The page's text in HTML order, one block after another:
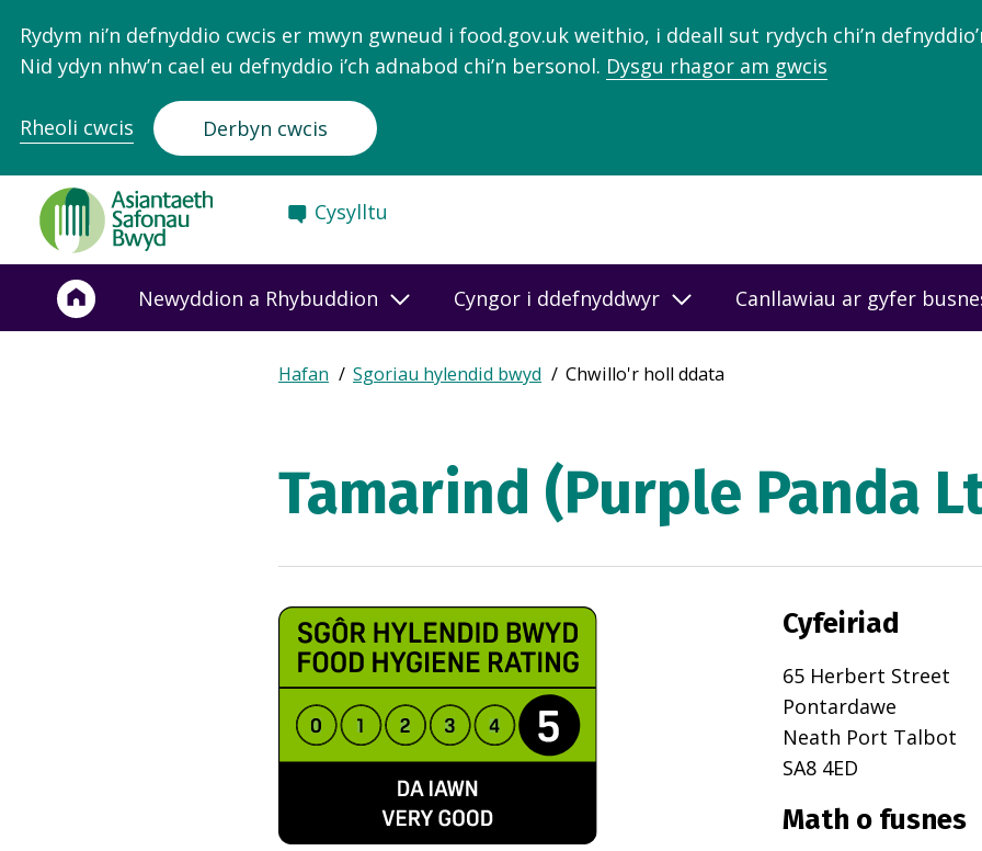
Rydym ni’n defnyddio cwcis er mwyn gwneud i food.gov.uk weithio, i ddeall sut rydych chi’n
Nid ydyn nhw’n cael eu defnyddio i’ch adnabod chi’n bersonol. Dysgu rhagor am gwcis
Rheoli cwcis Derbyn cwcis
Food
Standards
Agency
Frontpage
Cysylltu
Newyddion a Rhybuddion Cyngor i ddefnyddwyr Canllawiau ar gyfer
Breadcrumb
Expand
breadcrumb
Hafan Sgoriau hylendid bwyd Chwillo'r holl ddata
Tamarind (Purple Panda
Cyfeiriad
65 Herbert Street
Pontardawe
Neath Port Talbot
SA8 4ED
Math o fusnes